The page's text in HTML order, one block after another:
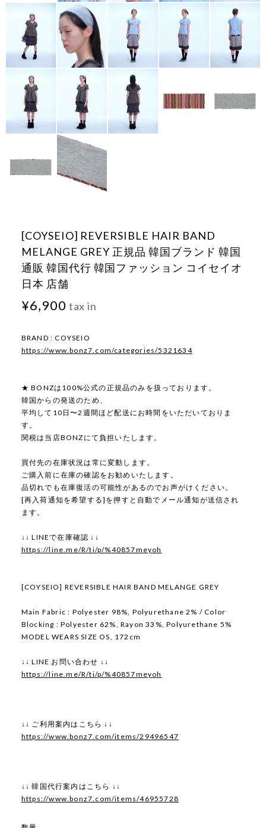
[COYSEIO] REVERSIBLE HAIR BAND
MELANGE GREY 正規品 韓国ブランド 韓国
通販 韓国代行 韓国ファッション コイセイオ
日本 店舗
¥6,900 tax in
BRAND : COYSEIO
https://www.bonz7.com/categories/5321634
★ BONZは100%公式の正規品のみを扱っております。
韓国からの発送のため、
平均して10日〜2週間ほど配送にお時間をいただいておりま
す。
関税は当店BONZにて負担いたします。
買付先の在庫状況は常に変動します。
ご購入前に在庫の確認をお勧めいたします。
品切れでも在庫復活の可能性があるのでお声がけください。
[再入荷通知を希望する]を押すと自動でメール通知が送信され
ます。
↓↓ LINEで在庫確認 ↓↓
https://line.me/R/ti/p/%40857meyoh
[COYSEIO] REVERSIBLE HAIR BAND MELANGE GREY
Main Fabric : Polyester 98%, Polyurethane 2% / Color
Blocking : Polyester 62%, Rayon 33%, Polyurethane 5%
MODEL WEARS SIZE OS, 172cm
↓↓ LINE お問い合わせ ↓↓
https://line.me/R/ti/p/%40857meyoh
↓↓ ご利用案内はこちら ↓↓
https://www.bonz7.com/items/29496547
↓↓ 韓国代行案内はこちら ↓↓
https://www.bonz7.com/items/46955728